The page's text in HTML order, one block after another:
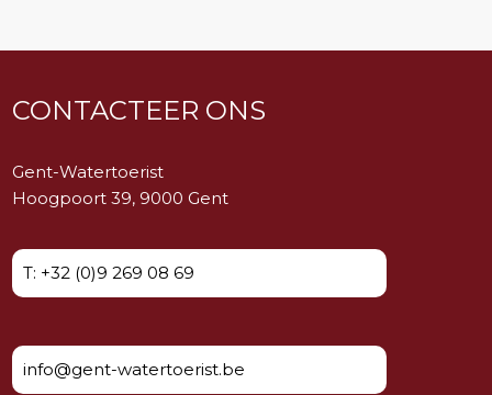
CONTACTEER ONS
Gent-Watertoerist
Hoogpoort 39, 9000 Gent
T: +32 (0)9 269 08 69
info@gent-watertoerist.be